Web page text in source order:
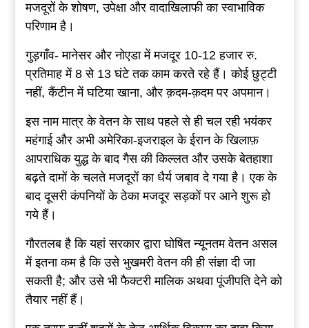
मजदूरों के शोषण, उपेक्षा और वादाखिलाफी का स्वाभाविक
परिणाम है।
गुड़गाँव- मानेसर और नोएडा में मजदूर 10-12 हजार रु.
प्रतिमाह में 8 से 13 घंटे तक काम करते रहे हैं। कोई छुट्टी
नहीं, कैंटीन में घटिया खाना, और क़दम-क़दम पर अपमान।
इस नाम मात्र के वेतन के साथ पहले से ही चल रही भयंकर
महंगाई और अभी अमेरिका-इजराइल के ईरान के खिलाफ़
आपराधिक युद्ध के बाद गैस की किल्लत और उसके बेतहाशा
बढ़ते दामों के चलते मजदूरों का धैर्य जबाव दे गया है। एक के
बाद दूसरी कंपनियों के ठेका मजदूर सड़कों पर आने शुरू हो
गये हैं।
गौरतलब है कि यहां सरकार द्वारा घोषित न्यूनतम वेतन असल
में इतना कम है कि उसे भुखमरी वेतन की ही संज्ञा दी जा
सकती है; और उसे भी फैक्टरी मालिक अथवा पूंजीपति देने को
तैयार नहीं हैं।